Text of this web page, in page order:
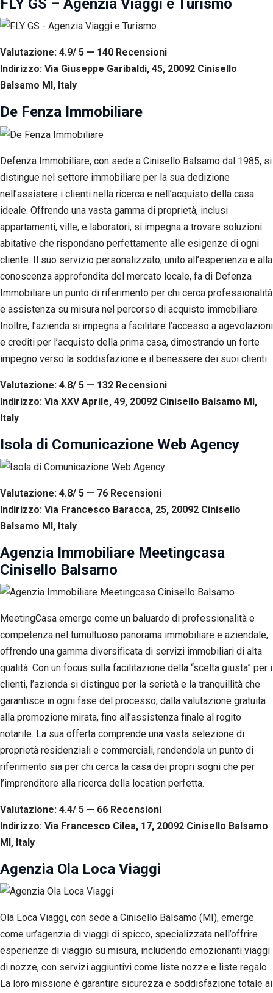
FLY GS – Agenzia Viaggi e Turismo
Valutazione: 4.9/ 5 — 140 Recensioni
Indirizzo: Via Giuseppe Garibaldi, 45, 20092 Cinisello
Balsamo MI, Italy
De Fenza Immobiliare
Defenza Immobiliare, con sede a Cinisello Balsamo dal 1985, si
distingue nel settore immobiliare per la sua dedizione
nell’assistere i clienti nella ricerca e nell’acquisto della casa
ideale. Offrendo una vasta gamma di proprietà, inclusi
appartamenti, ville, e laboratori, si impegna a trovare soluzioni
abitative che rispondano perfettamente alle esigenze di ogni
cliente. Il suo servizio personalizzato, unito all’esperienza e alla
conoscenza approfondita del mercato locale, fa di Defenza
Immobiliare un punto di riferimento per chi cerca professionalità
e assistenza su misura nel percorso di acquisto immobiliare.
Inoltre, l’azienda si impegna a facilitare l’accesso a agevolazioni
e crediti per l’acquisto della prima casa, dimostrando un forte
impegno verso la soddisfazione e il benessere dei suoi clienti.
Valutazione: 4.8/ 5 — 132 Recensioni
Indirizzo: Via XXV Aprile, 49, 20092 Cinisello Balsamo MI,
Italy
Isola di Comunicazione Web Agency
Valutazione: 4.8/ 5 — 76 Recensioni
Indirizzo: Via Francesco Baracca, 25, 20092 Cinisello
Balsamo MI, Italy
Agenzia Immobiliare Meetingcasa
Cinisello Balsamo
MeetingCasa emerge come un baluardo di professionalità e
competenza nel tumultuoso panorama immobiliare e aziendale,
offrendo una gamma diversificata di servizi immobiliari di alta
qualità. Con un focus sulla facilitazione della “scelta giusta” per i
clienti, l’azienda si distingue per la serietà e la tranquillità che
garantisce in ogni fase del processo, dalla valutazione gratuita
alla promozione mirata, fino all’assistenza finale al rogito
notarile. La sua offerta comprende una vasta selezione di
proprietà residenziali e commerciali, rendendola un punto di
riferimento sia per chi cerca la casa dei propri sogni che per
l’imprenditore alla ricerca della location perfetta.
Valutazione: 4.4/ 5 — 66 Recensioni
Indirizzo: Via Francesco Cilea, 17, 20092 Cinisello Balsamo
MI, Italy
Agenzia Ola Loca Viaggi
Ola Loca Viaggi, con sede a Cinisello Balsamo (MI), emerge
come un’agenzia di viaggi di spicco, specializzata nell’offrire
esperienze di viaggio su misura, includendo emozionanti viaggi
di nozze, con servizi aggiuntivi come liste nozze e liste regalo.
La loro missione è garantire sicurezza e soddisfazione totale ai